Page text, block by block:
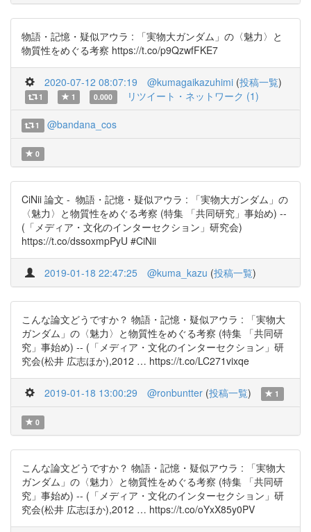
物語・記憶・疑似アウラ : 「実物大ガンダム」の〈魅力〉と
物質性をめぐる考察 https://t.co/p9QzwfFKE7
2020-07-12 08:07:19 @kumagaikazuhimi (投稿一覧)
1 1 0.000 リツイート・ネットワーク (1)
1 @bandana_cos
0
CiNii 論文 - 物語・記憶・疑似アウラ : 「実物大ガンダム」の
〈魅力〉と物質性をめぐる考察 (特集 「共同研究」事始め) --
(「メディア・文化のインターセクション」研究会)
https://t.co/dssoxmpPyU #CiNii
2019-01-18 22:47:25 @kuma_kazu (投稿一覧)
こんな論文どうですか？ 物語・記憶・疑似アウラ : 「実物大
ガンダム」の〈魅力〉と物質性をめぐる考察 (特集 「共同研
究」事始め) -- (「メディア・文化のインターセクション」研
究会(松井 広志ほか),2012 … https://t.co/LC271vixqe
2019-01-18 13:00:29 @ronbuntter (投稿一覧) 1
0
こんな論文どうですか？ 物語・記憶・疑似アウラ : 「実物大
ガンダム」の〈魅力〉と物質性をめぐる考察 (特集 「共同研
究」事始め) -- (「メディア・文化のインターセクション」研
究会(松井 広志ほか),2012 … https://t.co/oYxX85y0PV